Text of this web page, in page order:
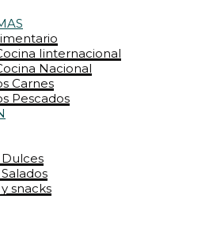
Iinternacional
Nacional
Carnes
Pescados
snacks